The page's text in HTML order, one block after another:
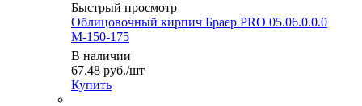
Быстрый просмотр
Облицовочный кирпич Браер PRO 05.06.0.0.0
М-150-175
В наличии
67.48 руб./шт
Купить